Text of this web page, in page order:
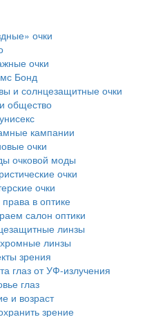
очки
очки
Бонд
и солнцезащитные очки
общество
кампании
очки
очковой моды
очки
очки
в оптике
салон оптики
линзы
линзы
зрения
глаз от УФ-излучения
глаз
и возраст
зрение